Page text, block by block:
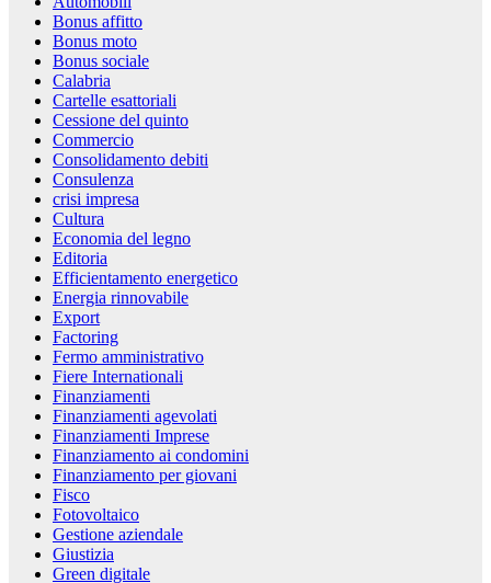
Bonus affitto
Bonus moto
Bonus sociale
Calabria
Cartelle esattoriali
Cessione del quinto
Commercio
Consolidamento debiti
Consulenza
crisi impresa
Cultura
Economia del legno
Editoria
Efficientamento energetico
Energia rinnovabile
Export
Factoring
Fermo amministrativo
Fiere Internationali
Finanziamenti
Finanziamenti agevolati
Finanziamenti Imprese
Finanziamento ai condomini
Finanziamento per giovani
Fisco
Fotovoltaico
Gestione aziendale
Giustizia
Green digitale